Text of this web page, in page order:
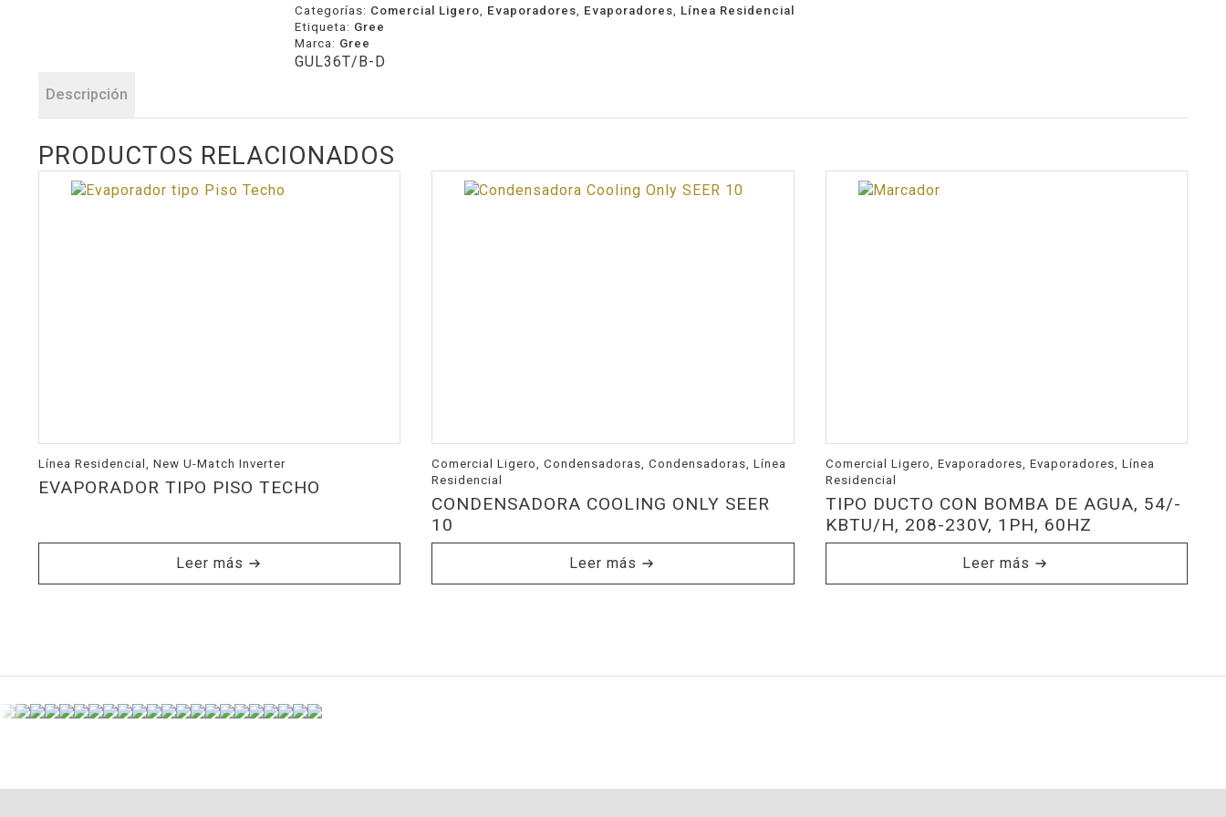
Categorías: Comercial Ligero, Evaporadores, Evaporadores, Línea Residencial
Etiqueta: Gree
Marca: Gree
GUL36T/B-D
Descripción
PRODUCTOS RELACIONADOS
Línea Residencial, New U-Match Inverter
EVAPORADOR TIPO PISO TECHO
Leer más
Comercial Ligero, Condensadoras, Condensadoras, Línea
Residencial
CONDENSADORA COOLING ONLY SEER
10
Leer más
Comercial Ligero, Evaporadores, Evaporadores, Línea
Residencial
TIPO DUCTO CON BOMBA DE AGUA, 54/-
KBTU/H, 208-230V, 1PH, 60HZ
Leer más